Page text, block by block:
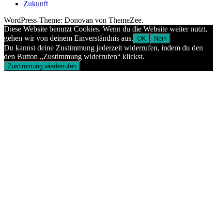
Zukunft
WordPress-Theme: Donovan von ThemeZee.
Diese Website benutzt Cookies. Wenn du die Website weiter nutzt,
gehen wir von deinem Einverständnis aus. OK Nein
Du kannst deine Zustimmung jederzeit widerrufen, indem du den
den Button „Zustimmung widerrufen“ klickst.
Zustimmung wiederrufen